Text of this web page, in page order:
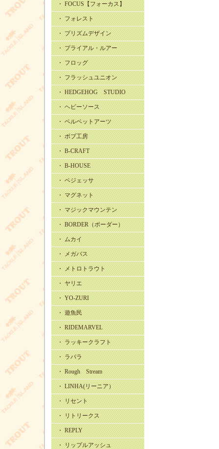
・ FOCUS【フォーカス】
・ フォレスト
・ プリズムデザイン
・ プライアル・ルアー
・ フロッグ
・ フラッシュユニオン
・ HEDGEHOG STUDIO
・ ヘビーソース
・ ベルベットアーツ
・ ボブ工房
・ B-CRAFT
・ B-HOUSE
・ ベジェッサ
・ マグネット
・ マジックマウンテン
・ BORDER（ボーダー）
・ ムカイ
・ メガバス
・ メトロトラウト
・ ヤリエ
・ YO-ZURI
・ 遊魚民
・ RIDEMARVEL
・ ラッキークラフト
・ ラパラ
・ Rough Stream
・ LINHA(リーニア）
・ リセント
・ リトリークス
・ REPLY
・ リップルアッシュ